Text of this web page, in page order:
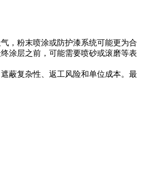
，粉末喷涂或防护漆系统可能更为合
涂层之前，可能需要喷砂或滚磨等表
蔽复杂性、返工风险和单位成本。最